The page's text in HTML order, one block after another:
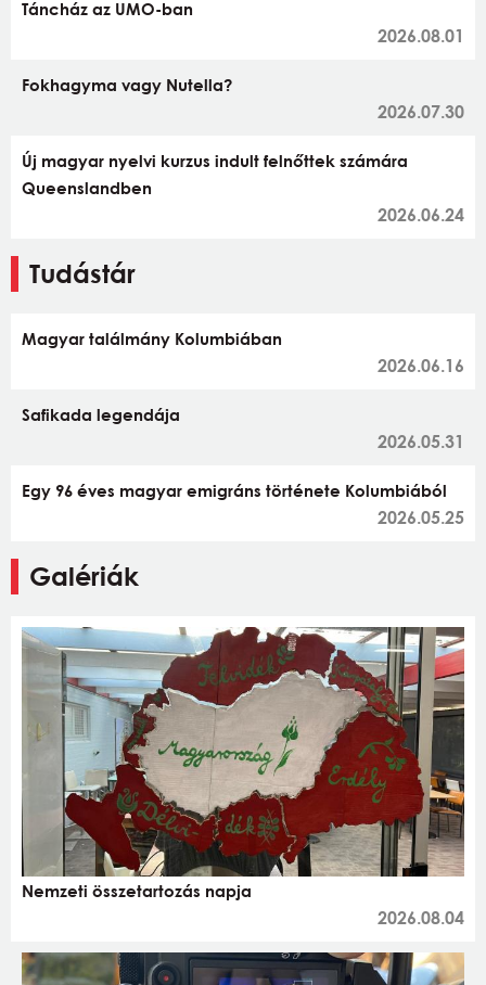
Táncház az UMO-ban
2026.08.01
Fokhagyma vagy Nutella?
2026.07.30
Új magyar nyelvi kurzus indult felnőttek számára
Queenslandben
2026.06.24
Tudástár
Magyar találmány Kolumbiában
2026.06.16
Safikada legendája
2026.05.31
Egy 96 éves magyar emigráns története Kolumbiából
2026.05.25
Galériák
Nemzeti összetartozás napja
2026.08.04